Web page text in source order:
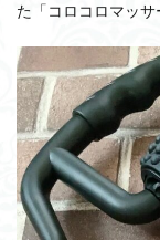
た「コロコロマッ